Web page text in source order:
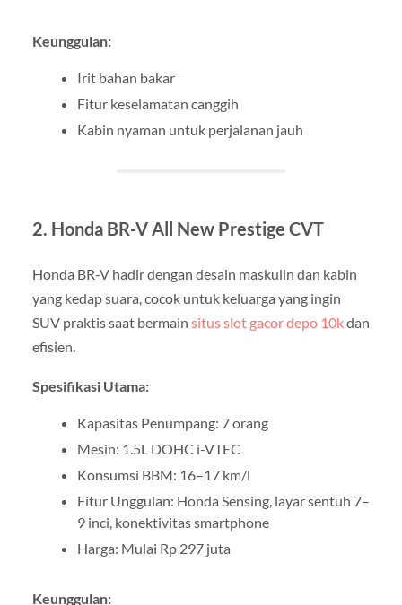
Keunggulan:
Irit bahan bakar
Fitur keselamatan canggih
Kabin nyaman untuk perjalanan jauh
2. Honda BR-V All New Prestige CVT
Honda BR-V hadir dengan desain maskulin dan kabin
yang kedap suara, cocok untuk keluarga yang ingin
SUV praktis saat bermain situs slot gacor depo 10kdan
efisien.
Spesifikasi Utama:
Kapasitas Penumpang: 7 orang
Mesin: 1.5L DOHC i-VTEC
Konsumsi BBM: 16–17 km/l
Fitur Unggulan: Honda Sensing, layar sentuh 7–
9 inci, konektivitas smartphone
Harga: Mulai Rp 297 juta
Keunggulan: